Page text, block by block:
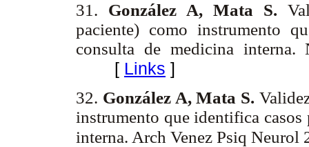
31. González A, Mata S.
paciente) como instrumento
consulta de medicina interna.
[ Links ]
32. González A, Mata S.
instrumento que identifica
interna. Arch Venez Psiq